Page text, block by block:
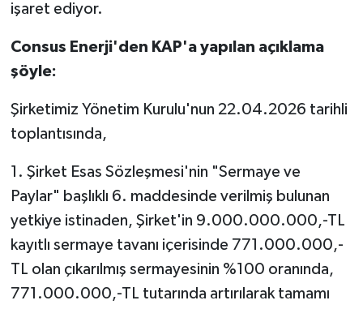
işaret ediyor.
Consus Enerji'den KAP'a yapılan açıklama
şöyle:
Şirketimiz Yönetim Kurulu'nun 22.04.2026 tarihli
toplantısında,
1. Şirket Esas Sözleşmesi'nin "Sermaye ve
Paylar" başlıklı 6. maddesinde verilmiş bulunan
yetkiye istinaden, Şirket'in 9.000.000.000,-TL
kayıtlı sermaye tavanı içerisinde 771.000.000,-
TL olan çıkarılmış sermayesinin %100 oranında,
771.000.000,-TL tutarında artırılarak tamamı